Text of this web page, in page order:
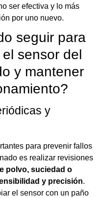
ser efectiva y lo más
por uno nuevo.
seguir para
sensor del
y mantener
y
para prevenir fallos
es realizar revisiones
polvo, suciedad o
y precisión.
el sensor con un paño